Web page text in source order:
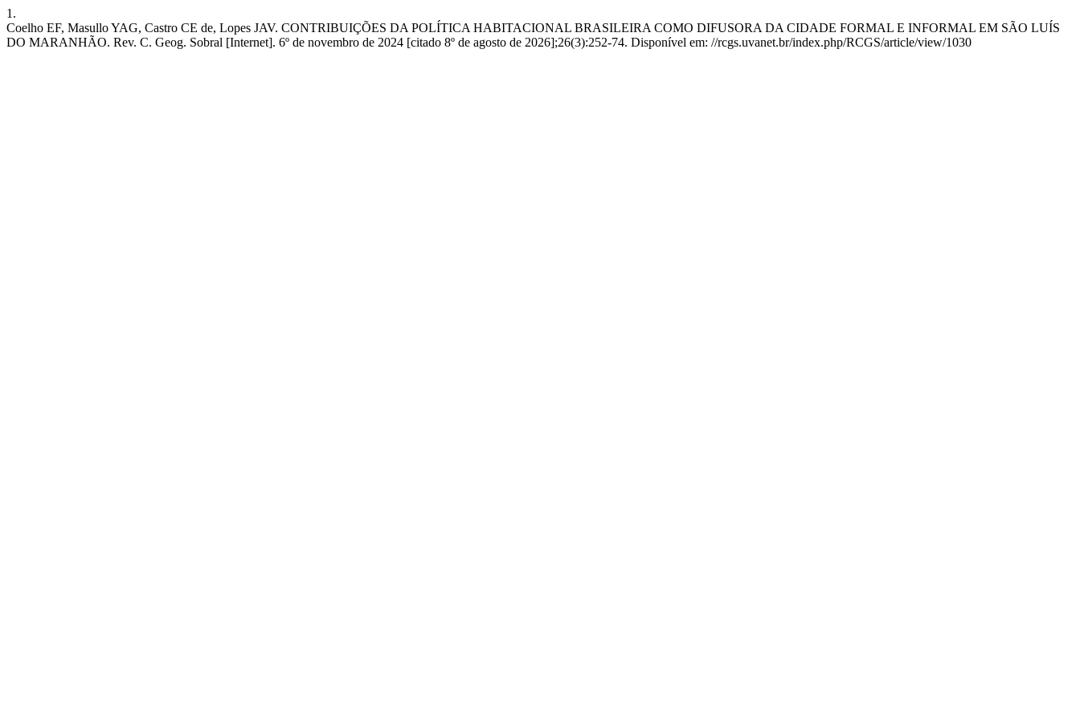
1.
Coelho EF, Masullo YAG, Castro CE de, Lopes JAV. CONTRIBUIÇÕES DA POLÍTICA HABITACIONAL BRASILEIRA COMO DIFUSORA DA CIDADE FORMAL E INFORMAL EM SÃO LUÍS
DO MARANHÃO. Rev. C. Geog. Sobral [Internet]. 6º de novembro de 2024 [citado 8º de agosto de 2026];26(3):252-74. Disponível em: //rcgs.uvanet.br/index.php/RCGS/article/view/1030